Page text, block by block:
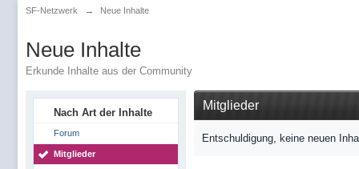
SF-Netzwerk → Neue Inhalte
Neue Inhalte
Erkunde Inhalte aus der Community
Nach Art der Inhalte
Forum
Mitglieder
Mitglieder
Entschuldigung, keine neuen